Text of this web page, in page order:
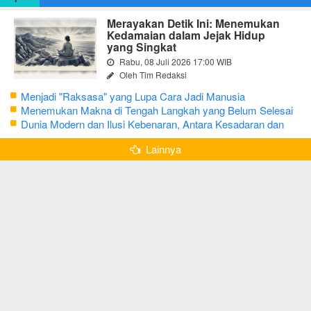
Merayakan Detik Ini: Menemukan
Kedamaian dalam Jejak Hidup
yang Singkat
Rabu, 08 Juli 2026 17:00 WIB
Oleh Tim Redaksi
Menjadi "Raksasa" yang Lupa Cara Jadi Manusia
Menemukan Makna di Tengah Langkah yang Belum Selesai
Dunia Modern dan Ilusi Kebenaran, Antara Kesadaran dan
terjebak Tipu Daya
Lainnya